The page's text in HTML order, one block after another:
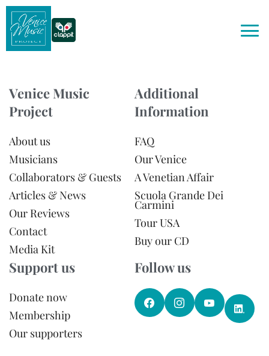
Venice Music
Project
About us
Musicians
Collaborators & Guests
Articles & News
Our Reviews
Contact
Media Kit
Additional
Information
FAQ
Our Venice
A Venetian Affair
Scuola Grande Dei
Carmini
Tour USA
Buy our CD
Support us
Donate now
Membership
Our supporters
Follow us